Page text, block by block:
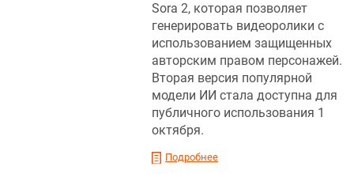
Sora 2, которая позволяет
генерировать видеоролики с
использованием защищенных
авторским правом персонажей.
Вторая версия популярной
модели ИИ стала доступна для
публичного использования 1
октября.
Подробнее